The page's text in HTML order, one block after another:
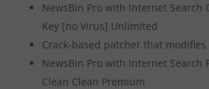
NewsBin Pro with Internet Search
Key [no Virus] Unlimited
Crack-based patcher that
NewsBin Pro with Internet Search
Clean Clean Premium